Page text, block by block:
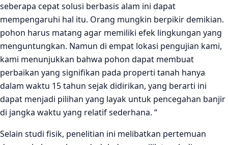
seberapa cepat solusi berbasis alam ini dapat
mempengaruhi hal itu. Orang mungkin berpikir demikian.
pohon harus matang agar memiliki efek lingkungan yang
menguntungkan. Namun di empat lokasi pengujian kami,
kami menunjukkan bahwa pohon dapat membuat
perbaikan yang signifikan pada properti tanah hanya
dalam waktu 15 tahun sejak didirikan, yang berarti ini
dapat menjadi pilihan yang layak untuk pencegahan banjir
di jangka waktu yang relatif sederhana. “
Selain studi fisik, penelitian ini melibatkan pertemuan